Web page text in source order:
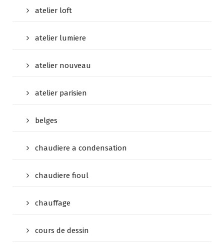
atelier loft
atelier lumiere
atelier nouveau
atelier parisien
belges
chaudiere a condensation
chaudiere fioul
chauffage
cours de dessin